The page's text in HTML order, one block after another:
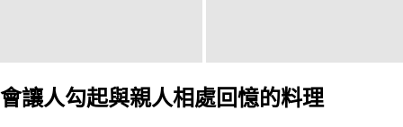
會讓人勾起與親人相處回憶的料理